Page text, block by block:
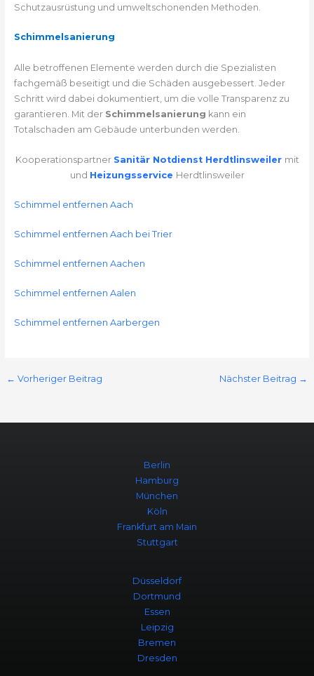
Schutzausrüstung und umweltschonenden Methoden.
Schimmelsanierung
Alle betroffenen Elemente werden durch die Spezialisten
fachgemäß beseitigt und die Schäden ausgebessert. Jeder
Schritt wird dabei dokumentiert, um die volle Transparenz zu
garantieren. Mit der Schimmelsanierung kann ein
Totalschaden am Gebäude unterbunden werden.
Kooperationspartner Sanitär Notdienst Herdtlinsweiler mit
und Heizungsservice Herdtlinsweiler
Schimmel entfernen Aach
Schimmel entfernen Aach bei Trier
Schimmel entfernen Aachen
Schimmel entfernen Aalen
Schimmel entfernen Aarbergen
← Vorheriger Beitrag Nächster Beitrag →
Berlin
Hamburg
München
Köln
Frankfurt am Main
Stuttgart
Düsseldorf
Dortmund
Essen
Leipzig
Bremen
Dresden